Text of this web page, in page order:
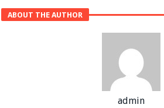
ABOUT THE AUTHOR
admin